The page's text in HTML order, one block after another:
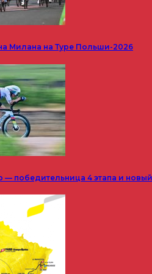
Милана на Туре Польши-2026
— победительница 4 этапа и